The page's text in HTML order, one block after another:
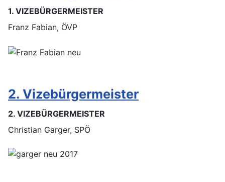
1. VIZEBÜRGERMEISTER
Franz Fabian, ÖVP
2. Vizebürgermeister
2. VIZEBÜRGERMEISTER
Christian Garger, SPÖ